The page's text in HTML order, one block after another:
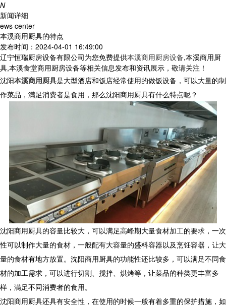
N
新闻详细
ews center
本溪商用厨具的特点
发布时间：2024-04-01 16:49:00
辽宁恒瑞厨房设备有限公司为您免费提供本溪商用厨房设备,本溪商用厨
具,本溪食堂商用厨房设备等相关信息发布和资讯展示，敬请关注！
沈阳本溪商用厨具是大型酒店和饭店经常使用的做饭设备，可以大量的制
作菜品，满足消费者是食用，那么沈阳商用厨具有什么特点呢？
沈阳商用厨具的容量比较大，可以满足高峰期大量食材加工的要求，一次
性可以制作大量的食材，一般配有大容量的盛料容器以及烹饪容器，让大
量的食材有地方放置。沈阳商用厨具的功能性还比较多，可以满足不同食
材的加工需求，可以进行切割、搅拌、烘烤等，让菜品的种类更丰富多
样，满足不同消费者的食用。
沈阳商用厨具还具有安全性，在使用的时候一般有着多重的保护措施，如